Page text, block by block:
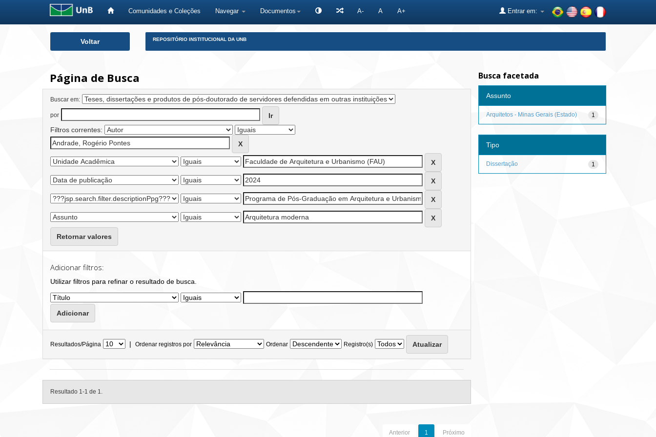
Comunidades e Coleções Navegar Documentos A- A A+ Entrar em:
Voltar REPOSITÓRIO INSTITUCIONAL DA UNB
Página de Busca
Buscar em:
por
Filtros correntes:
Retornar valores
Adicionar filtros:
Utilizar filtros para refinar o resultado de busca.
Resultados/Página | Ordenar registros por Ordenar Registro(s)
Resultado 1-1 de 1.
Anterior 1 Próximo
Busca facetada
Assunto
1
Arquitetos - Minas Gerais (Estado)
Tipo
1
Dissertação